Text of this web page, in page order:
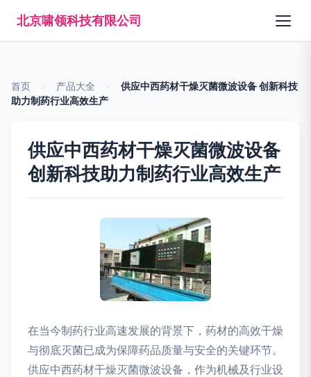
北京啸领科技有限公司
首页 产品大全
供应中西药材干燥灭菌微波设备 创新科技
助力制药行业高效生产
供应中西药材干燥灭菌微波设备
创新科技助力制药行业高效生产
在当今制药行业高速发展的背景下，药材的高效干燥
与彻底灭菌已成为保障药品质量与安全的关键环节。
供应中西药材干燥灭菌微波设备，作为机械及行业设